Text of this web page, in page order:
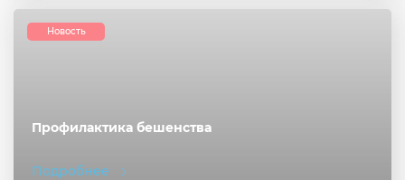
Профилактика бешенства
Подробнее
Новость